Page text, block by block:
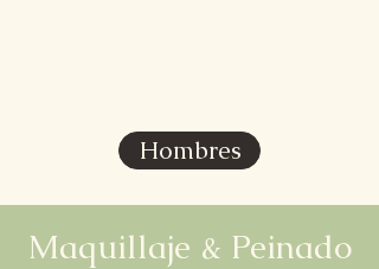
Hombres
Maquillaje & Peinado